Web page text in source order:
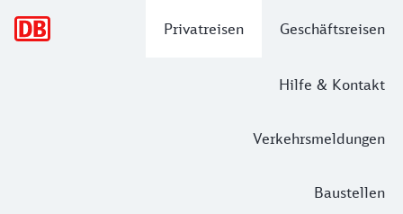
Privatreisen Geschäftsreisen
Hilfe & Kontakt
Verkehrsmeldungen
Baustellen